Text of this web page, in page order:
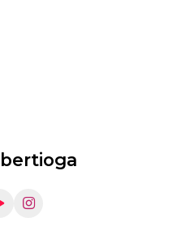
bertioga